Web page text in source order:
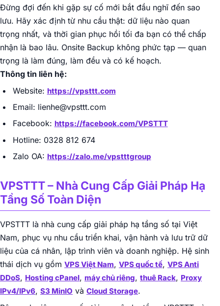
Đừng đợi đến khi gặp sự cố mới bắt đầu nghĩ đến sao
lưu. Hãy xác định từ nhu cầu thật: dữ liệu nào quan
trọng nhất, và thời gian phục hồi tối đa bạn có thể chấp
nhận là bao lâu. Onsite Backup không phức tạp — quan
trọng là làm đúng, làm đều và có kế hoạch.
Thông tin liên hệ:
Website: https://vpsttt.com
Email: lienhe@vpsttt.com
Facebook: https://facebook.com/VPSTTT
Hotline: 0328 812 674
Zalo OA: https://zalo.me/vpstttgroup
VPSTTT – Nhà Cung Cấp Giải Pháp Hạ
Tầng Số Toàn Diện
VPSTTT là nhà cung cấp giải pháp hạ tầng số tại Việt
Nam, phục vụ nhu cầu triển khai, vận hành và lưu trữ dữ
liệu của cá nhân, lập trình viên và doanh nghiệp. Hệ sinh
thái dịch vụ gồm VPS Việt Nam, VPS quốc tế, VPS Anti
DDoS, Hosting cPanel, máy chủ riêng, thuê Rack, Proxy
IPv4/IPv6, S3 MinIO và Cloud Storage.